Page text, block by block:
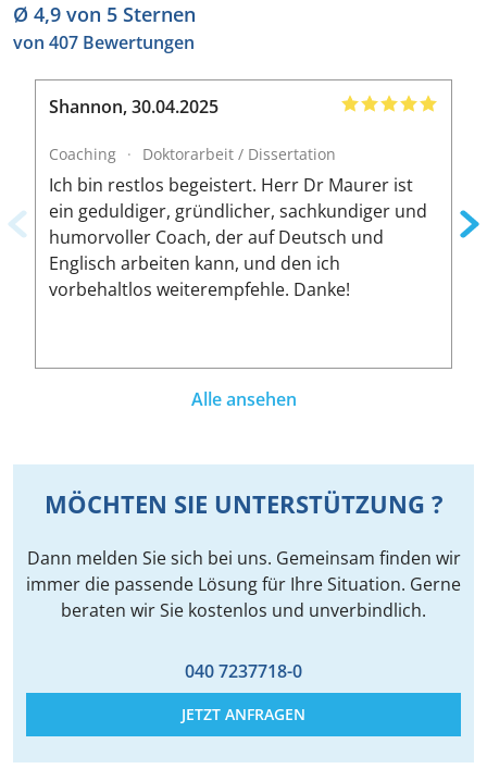
Ø 4,9 von 5 Sternen
von 407 Bewertungen
Shannon,30.04.2025
Coaching · Doktorarbeit / Dissertation
Ich bin restlos begeistert. Herr Dr Maurer ist
ein geduldiger, gründlicher, sachkundiger und
humorvoller Coach, der auf Deutsch und
Englisch arbeiten kann, und den ich
vorbehaltlos weiterempfehle. Danke!
Alle ansehen
MÖCHTEN SIE UNTERSTÜTZUNG ?
Dann melden Sie sich bei uns. Gemeinsam finden wir
immer die passende Lösung für Ihre Situation. Gerne
beraten wir Sie kostenlos und unverbindlich.
040 7237718-0
JETZT ANFRAGEN